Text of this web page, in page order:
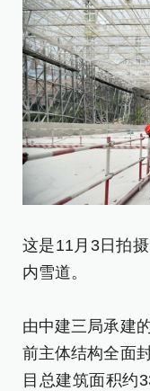
这是11月3日拍
内雪道。
由中建三局承建
前主体结构全面
目总建筑面积约